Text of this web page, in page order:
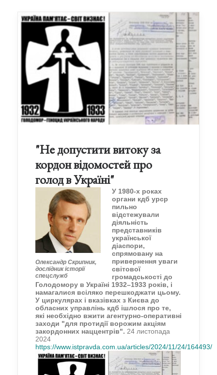
"Не допустити витоку за
кордон відомостей про
голод в Україні"
Олександр Скрипник,
дослідник історії
спецслужб
У 1980-х роках
органи кдб урср
пильно
відстежували
діяльність
представників
української
діаспори,
спрямовану на
привернення уваги
світової
громадськості до
Голодомору в Україні 1932–1933 років, і
намагалися всіляко перешкоджати цьому.
У циркулярах і вказівках з Києва до
обласних управлінь кдб ішлося про те,
які необхідно вжити агентурно-оперативні
заходи "для протидії ворожим акціям
закордонних наццентрів". 24 листопада
2024
https://www.istpravda.com.ua/articles/2024/11/24/164493/